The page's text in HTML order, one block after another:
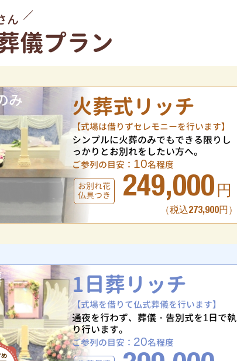
ん
儀プラン
み 火葬式リッチ
【式場は借りずセレモニーを行います】
シンプルに火葬のみでもできる限りし
っかりとお別れをしたい方へ。
ご参列の目安： 10名程度
お別れ花
仏具つき
249,000 円
（税込273,900円）
1日葬リッチ
【式場を借りて仏式葬儀を行います】
通夜を行わず、葬儀・告別式を1日で執
り行います。
ご参列の目安： 20名程度